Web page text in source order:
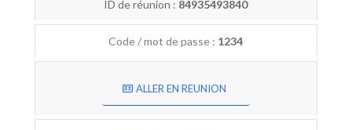
ID de réunion : 84935493840
Code / mot de passe : 1234
ALLER EN REUNION